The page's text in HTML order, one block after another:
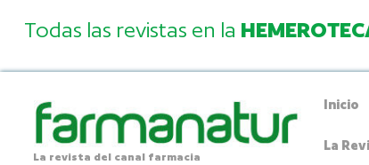
Todas las revistas en la
La revista del canal farmacia
Inicio
La